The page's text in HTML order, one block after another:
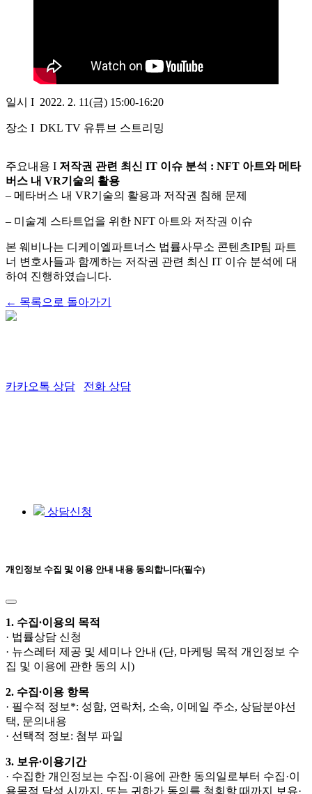
일시 I 2022. 2. 11(금) 15:00-16:20​​
장소 I DKL TV 유튜브 스트리밍
주요내용 I 저작권 관련 최신 IT 이슈 분석 : NFT 아트와 메타
버스 내 VR기술의 활용
– 메타버스 내 VR기술의 활용과 저작권 침해 문제
– 미술계 스타트업을 위한 NFT 아트와 저작권 이슈
본 웨비나는 디케이엘파트너스 법률사무소 콘텐츠IP팀 파트
너 변호사들과 함께하는 저작권 관련 최신 IT 이슈 분석에 대
하여 진행하였습니다​.
← 목록으로 돌아가기
카카오톡 상담 전화 상담
상담신청
개인정보 수집 및 이용 안내 내용 동의합니다(필수)
1. 수집∙이용의 목적
· 법률상담 신청
· 뉴스레터 제공 및 세미나 안내 (단, 마케팅 목적 개인정보 수
집 및 이용에 관한 동의 시)
2. 수집∙이용 항목
· 필수적 정보*: 성함, 연락처, 소속, 이메일 주소, 상담분야선
택, 문의내용
· 선택적 정보: 첨부 파일
3. 보유∙이용기간
· 수집한 개인정보는 수집·이용에 관한 동의일로부터 수집·이
용목적 달성 시까지, 또는 귀하가 동의를 철회할 때까지 보유·